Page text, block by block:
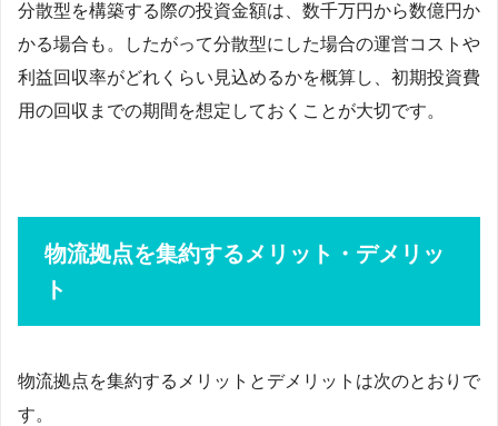
分散型を構築する際の投資金額は、数千万円から数億円か
かる場合も。したがって分散型にした場合の運営コストや
利益回収率がどれくらい見込めるかを概算し、初期投資費
用の回収までの期間を想定しておくことが大切です。
物流拠点を集約するメリット・デメリッ
ト
物流拠点を集約するメリットとデメリットは次のとおりで
す。